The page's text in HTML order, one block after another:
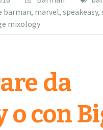
barman, marvel, speakeasy,
mixology
da
o con